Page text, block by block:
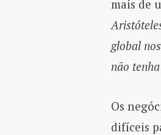
mais de
global
não
Os
difíceis